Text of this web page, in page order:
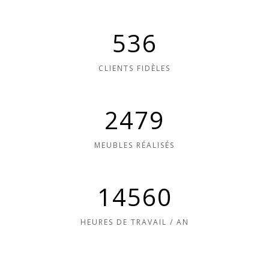
536
CLIENTS FIDÈLES
2479
MEUBLES RÉALISÉS
14560
HEURES DE TRAVAIL / AN